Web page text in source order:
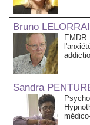
Bruno
Sandra